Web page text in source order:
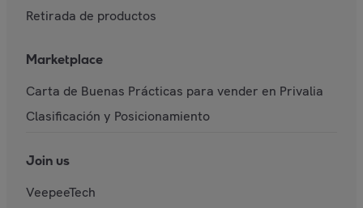
Retirada de productos
Marketplace
Carta de Buenas Prácticas para vender en Privalia
Clasificación y Posicionamiento
Join us
VeepeeTech